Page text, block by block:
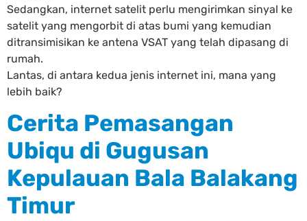
Sedangkan, internet satelit perlu mengirimkan sinyal ke
satelit yang mengorbit di atas bumi yang kemudian
ditransimisikan ke antena VSAT yang telah dipasang di
rumah.
Lantas, di antara kedua jenis internet ini, mana yang
lebih baik?
Cerita Pemasangan
Ubiqu di Gugusan
Kepulauan Bala Balakang
Timur